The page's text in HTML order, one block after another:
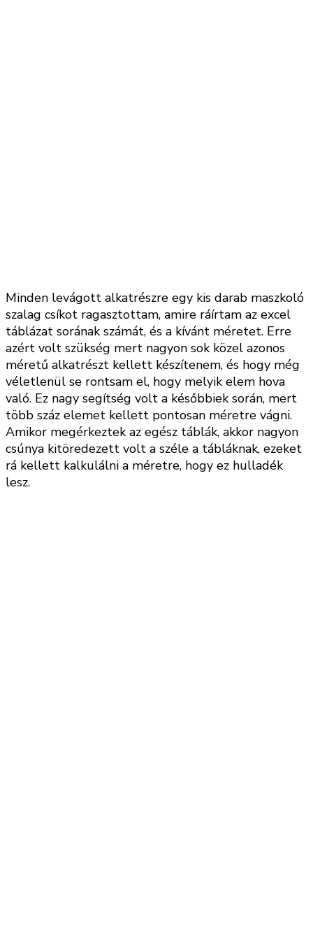
Minden levágott alkatrészre egy kis darab maszkoló
szalag csíkot ragasztottam, amire ráírtam az excel
táblázat sorának számát, és a kívánt méretet. Erre
azért volt szükség mert nagyon sok közel azonos
méretű alkatrészt kellett készítenem, és hogy még
véletlenül se rontsam el, hogy melyik elem hova
való. Ez nagy segítség volt a későbbiek során, mert
több száz elemet kellett pontosan méretre vágni.
Amikor megérkeztek az egész táblák, akkor nagyon
csúnya kitöredezett volt a széle a tábláknak, ezeket
rá kellett kalkulálni a méretre, hogy ez hulladék
lesz.